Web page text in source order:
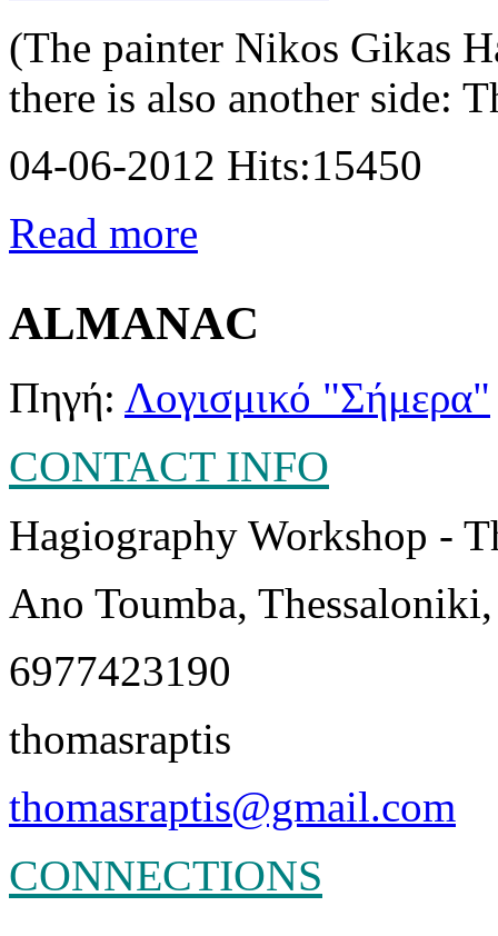
(The painter Nikos Gikas
there is also another side:
04-06-2012 Hits:15450
Read more
ALMANAC
Πηγή: Λογισμικό "Σήμερα"
CONTACT INFO
Hagiography Workshop -
Ano Toumba, Thessaloniki,
6977423190
thomasraptis
thomasraptis@gmail.com
CONNECTIONS